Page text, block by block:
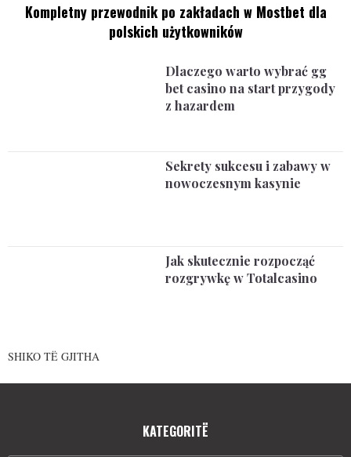
Kompletny przewodnik po zakładach w Mostbet dla
polskich użytkowników
Dlaczego warto wybrać gg
bet casino na start przygody
z hazardem
Sekrety sukcesu i zabawy w
nowoczesnym kasynie
Jak skutecznie rozpocząć
rozgrywkę w Totalcasino
SHIKO TË GJITHA
KATEGORITË